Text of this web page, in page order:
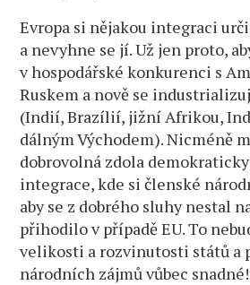
Evropa si nějakou integraci
a nevyhne se jí. Už jen proto,
v hospodářské konkurenci s
Ruskem a nově se
(Indií, Brazílií, jižní Afrikou,
dálným Východem). Nicméně
dobrovolná zdola
integrace, kde si členské
aby se z dobrého sluhy nestal
přihodilo v případě EU. To
velikosti a rozvinutosti států a
národních zájmů vůbec snadné!